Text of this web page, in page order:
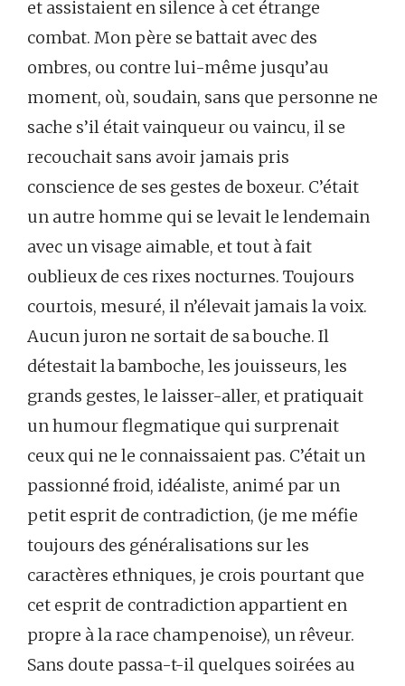
et assistaient en silence à cet étrange
combat. Mon père se battait avec des
ombres, ou contre lui-même jusqu’au
moment, où, soudain, sans que personne ne
sache s’il était vainqueur ou vaincu, il se
recouchait sans avoir jamais pris
conscience de ses gestes de boxeur. C’était
un autre homme qui se levait le lendemain
avec un visage aimable, et tout à fait
oublieux de ces rixes nocturnes. Toujours
courtois, mesuré, il n’élevait jamais la voix.
Aucun juron ne sortait de sa bouche. Il
détestait la bamboche, les jouisseurs, les
grands gestes, le laisser-aller, et pratiquait
un humour flegmatique qui surprenait
ceux qui ne le connaissaient pas. C’était un
passionné froid, idéaliste, animé par un
petit esprit de contradiction, (je me méfie
toujours des généralisations sur les
caractères ethniques, je crois pourtant que
cet esprit de contradiction appartient en
propre à la race champenoise), un rêveur.
Sans doute passa-t-il quelques soirées au